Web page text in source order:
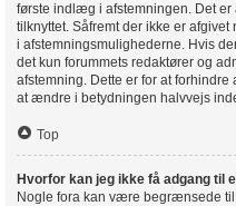
første indlæg i afstemningen. Det
tilknyttet. Såfremt der ikke er
i afstemningsmulighederne. Hvis
det kun forummets redaktører og
afstemning. Dette er for at
at ændre i betydningen halvvejs
Top
Hvorfor kan jeg ikke få adgang til
Nogle fora kan være begrænsede